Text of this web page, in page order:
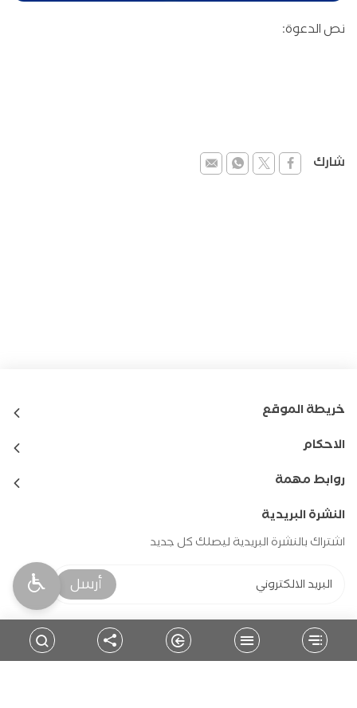
نص الدعوة:
شارك
خريطة الموقع
الاحكام
روابط مهمة
النشرة البريدية
اشتراك بالنشرة البريدية ليصلك كل جديد
أرسل
حمل التطبيق